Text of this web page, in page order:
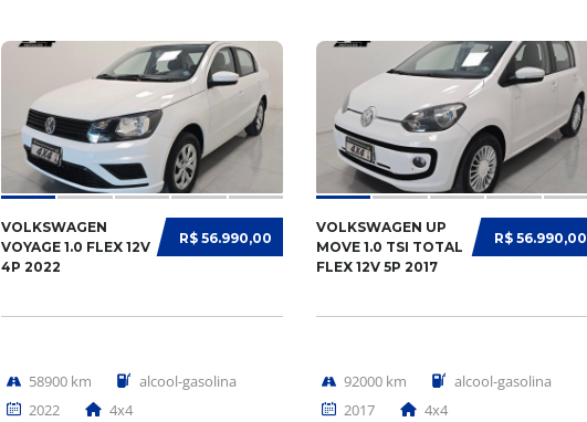
R$ 56.990,00
VOLKSWAGEN
VOYAGE 1.0 FLEX 12V
4P 2022
58900 km
alcool-gasolina
2022
4x4
R$ 56.990,00
VOLKSWAGEN UP
MOVE 1.0 TSI TOTAL
FLEX 12V 5P 2017
92000 km
alcool-gasolina
2017
4x4